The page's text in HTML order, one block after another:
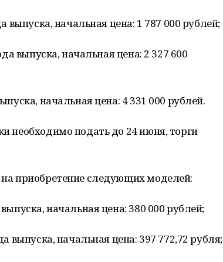
начальная цена: 1 787 000 рублей;
выпуска, начальная цена: 2 327 600
начальная цена: 4 331 000 рублей.
необходимо подать до 24 июня, торги
приобретение следующих моделей:
начальная цена: 380 000 рублей;
выпуска, начальная цена: 397 772,72 рубля;